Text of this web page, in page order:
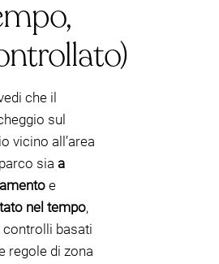
che il
sul
vicino all’area
sia a
e
nel tempo,
controlli basati
regole di zona